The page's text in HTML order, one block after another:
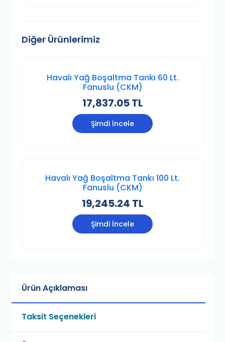
Diğer Ürünlerimiz
Havalı Yağ Boşaltma Tankı 60 Lt.
Fanuslu (CKM)
17,837.05 TL
Şimdi İncele
Havalı Yağ Boşaltma Tankı 100 Lt.
Fanuslu (CKM)
19,245.24 TL
Şimdi İncele
Ürün Açıklaması
Taksit Seçenekleri